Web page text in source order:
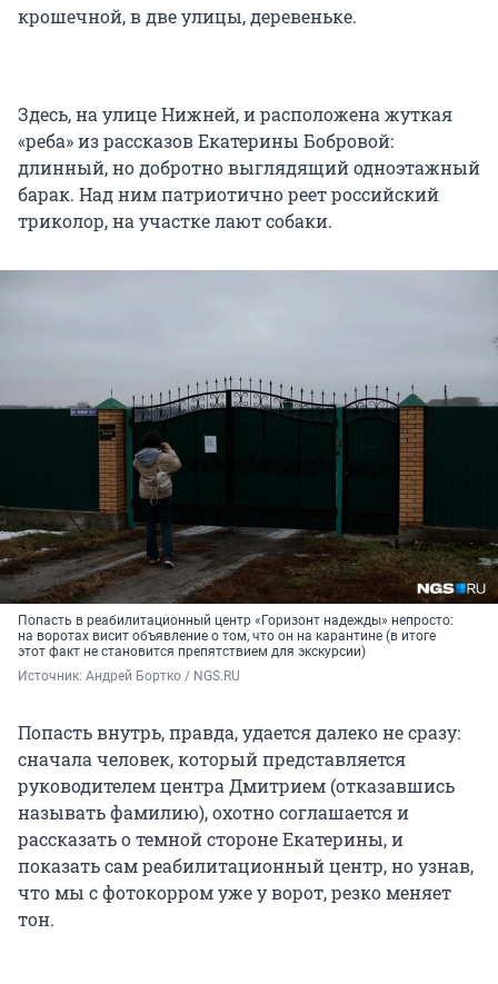
крошечной, в две улицы, деревеньке.
Здесь, на улице Нижней, и расположена жуткая
«реба» из рассказов Екатерины Бобровой:
длинный, но добротно выглядящий одноэтажный
барак. Над ним патриотично реет российский
триколор, на участке лают собаки.
Попасть в реабилитационный центр «Горизонт надежды» непросто:
на воротах висит объявление о том, что он на карантине (в итоге
этот факт не становится препятствием для экскурсии)
Источник: Андрей Бортко / NGS.RU
Попасть внутрь, правда, удается далеко не сразу:
сначала человек, который представляется
руководителем центра Дмитрием (отказавшись
называть фамилию), охотно соглашается и
рассказать о темной стороне Екатерины, и
показать сам реабилитационный центр, но узнав,
что мы с фотокорром уже у ворот, резко меняет
тон.